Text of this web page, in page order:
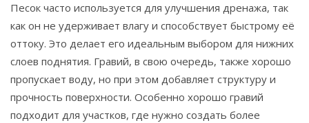
Песок часто используется для улучшения дренажа, так
как он не удерживает влагу и способствует быстрому её
оттоку. Это делает его идеальным выбором для нижних
слоев поднятия. Гравий, в свою очередь, также хорошо
пропускает воду, но при этом добавляет структуру и
прочность поверхности. Особенно хорошо гравий
подходит для участков, где нужно создать более